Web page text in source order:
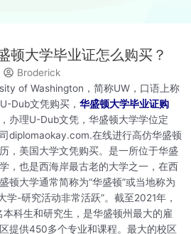
顿大学毕业证怎么购买？
Broderick
of Washington，简称UW，口语上称
Dub文凭购买， 华盛顿大学毕业证购
办理U-Dub文凭，华盛顿大学学位定
diplomaokay.com.在线进行高仿华盛顿
，美国大学文凭购买。是一所位于华盛
，也是西海岸最古老的大学之一，在西
顿大学通常简称为“华盛顿”或当地称为
学-研究活动非常活跃”。截至2021年，
科生和研究生，是华盛顿州最大的雇
提供450多个专业和课程。最大的校区